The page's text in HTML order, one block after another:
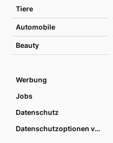
Tiere
Automobile
Beauty
Werbung
Jobs
Datenschutz
Datenschutzoptionen verwalten